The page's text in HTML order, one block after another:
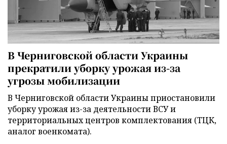
В Черниговской области Украины
прекратили уборку урожая из-за
угрозы мобилизации
В Черниговской области Украины приостановили
уборку урожая из-за деятельности ВСУ и
территориальных центров комплектования (ТЦК,
аналог военкомата).